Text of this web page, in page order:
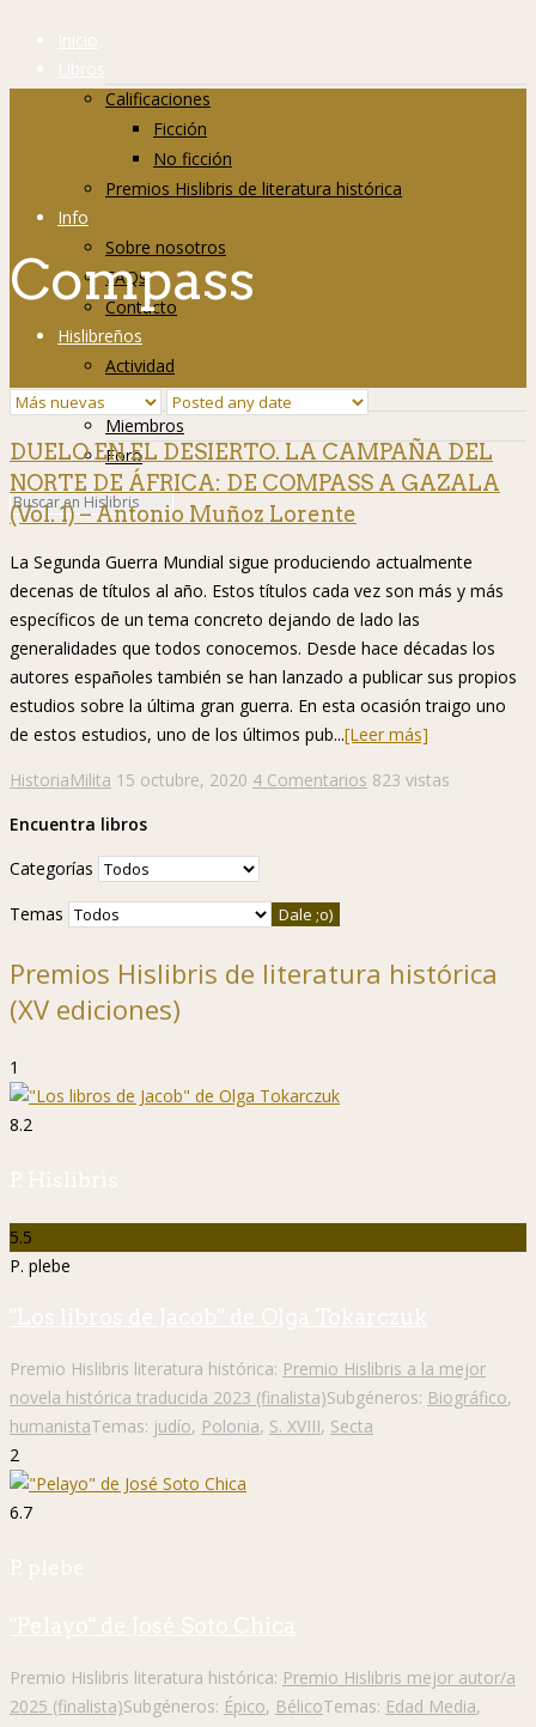
Inicio
Libros
Calificaciones
Ficción
No ficción
Premios Hislibris de literatura histórica
Info
Sobre nosotros
FAQs
Contacto
Hislibreños
Actividad
Grupos
Miembros
Foro
Compass
DUELO EN EL DESIERTO. LA CAMPAÑA DEL
NORTE DE ÁFRICA: DE COMPASS A GAZALA
(Vol. 1) – Antonio Muñoz Lorente
La Segunda Guerra Mundial sigue produciendo actualmente
decenas de títulos al año. Estos títulos cada vez son más y más
específicos de un tema concreto dejando de lado las
generalidades que todos conocemos. Desde hace décadas los
autores españoles también se han lanzado a publicar sus propios
estudios sobre la última gran guerra. En esta ocasión traigo uno
de estos estudios, uno de los últimos pub...[Leer más]
HistoriaMilita 15 octubre, 2020 4 Comentarios 823 vistas
Encuentra libros
Categorías
Temas
Premios Hislibris de literatura histórica
(XV ediciones)
1
8.2
P. Hislibris
5.5
P. plebe
"Los libros de Jacob" de Olga Tokarczuk
Premio Hislibris literatura histórica: Premio Hislibris a la mejor
novela histórica traducida 2023 (finalista)Subgéneros: Biográfico,
humanistaTemas: judío, Polonia, S. XVIII, Secta
2
6.7
P. plebe
"Pelayo" de José Soto Chica
Premio Hislibris literatura histórica: Premio Hislibris mejor autor/a
2025 (finalista)Subgéneros: Épico, BélicoTemas: Edad Media,